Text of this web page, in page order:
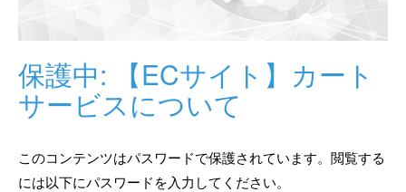
保護中: 【ECサイト】カート
サービスについて
このコンテンツはパスワードで保護されています。閲覧する
には以下にパスワードを入力してください。